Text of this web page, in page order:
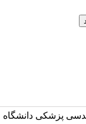
پزشکی دانشگاه